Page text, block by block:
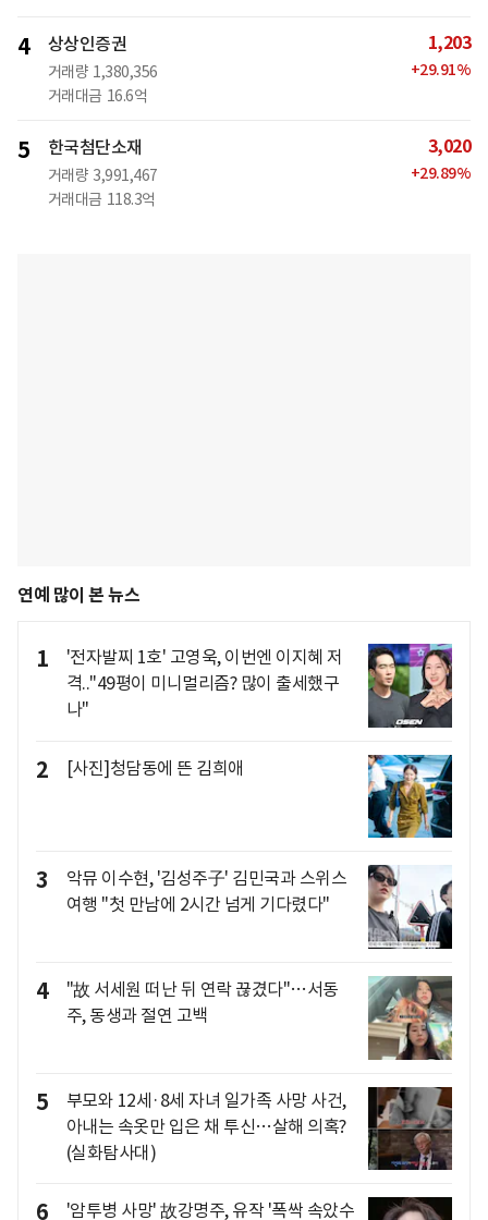
4 상상인증권
거래량 1,380,356
거래대금 16.6억
1,203
+29.91%
5 한국첨단소재
거래량 3,991,467
거래대금 118.3억
3,020
+29.89%
연예 많이 본 뉴스
1
'전자발찌 1호' 고영욱, 이번엔 이지혜 저
격.."49평이 미니멀리즘? 많이 출세했구
나"
2 [사진]청담동에 뜬 김희애
3
악뮤 이수현, '김성주子' 김민국과 스위스
여행 "첫 만남에 2시간 넘게 기다렸다"
4
"故 서세원 떠난 뒤 연락 끊겼다"…서동
주, 동생과 절연 고백
5
부모와 12세·8세 자녀 일가족 사망 사건,
아내는 속옷만 입은 채 투신…살해 의혹?
(실화탐사대)
6
'암투병 사망' 故강명주, 유작 '폭싹 속았수